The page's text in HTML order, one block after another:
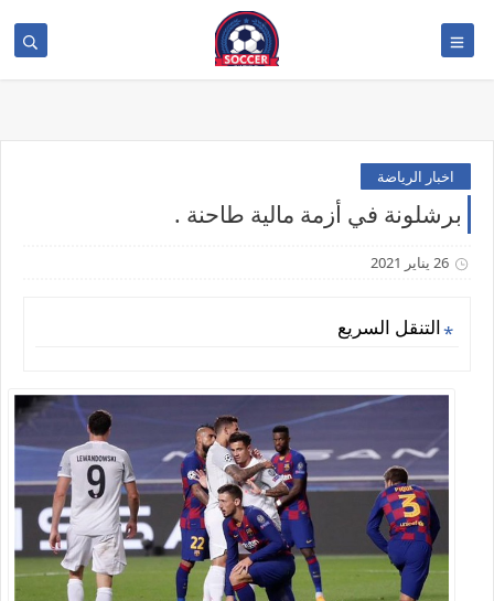
اخبار الرياضة
برشلونة في أزمة مالية طاحنة .
26 يناير 2021
التنقل السريع